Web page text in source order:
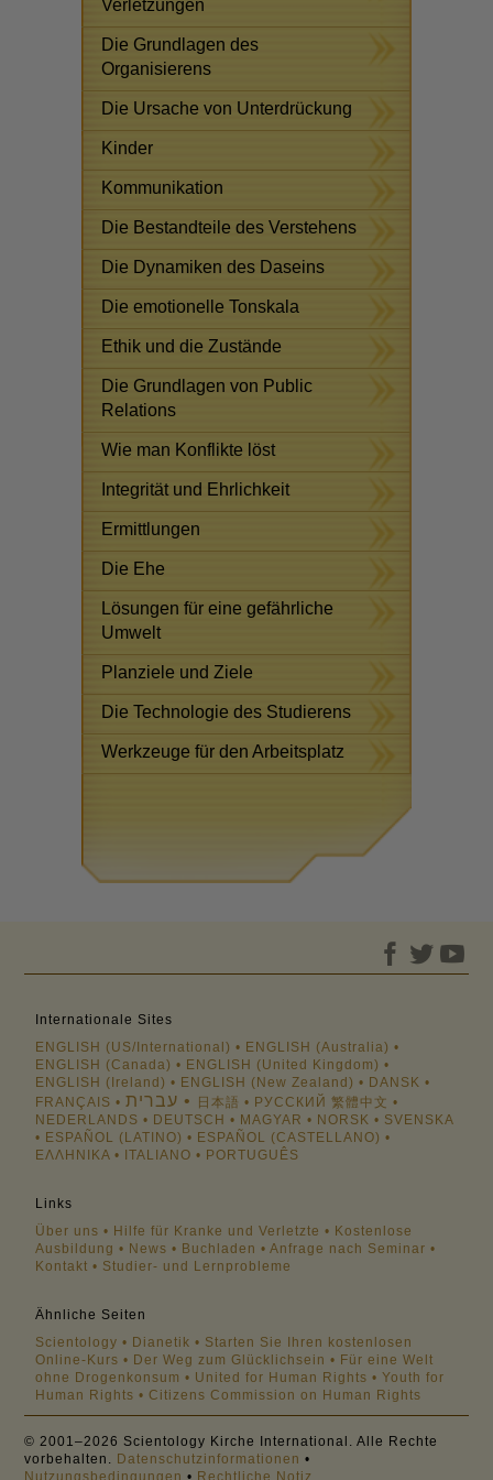
Verletzungen
Die Grundlagen des
Organisierens
Die Ursache von Unterdrückung
Kinder
Kommunikation
Die Bestandteile des Verstehens
Die Dynamiken des Daseins
Die emotionelle Tonskala
Ethik und die Zustände
Die Grundlagen von Public
Relations
Wie man Konflikte löst
Integrität und Ehrlichkeit
Ermittlungen
Die Ehe
Lösungen für eine gefährliche
Umwelt
Planziele und Ziele
Die Technologie des Studierens
Werkzeuge für den Arbeitsplatz
Internationale Sites
ENGLISH (US/International)
ENGLISH (Australia)
ENGLISH (Canada)
ENGLISH (United Kingdom)
ENGLISH (Ireland)
ENGLISH (New Zealand)
DANSK
FRANÇAIS
עברית 日本語 РУССКИЙ 繁體中文
NEDERLANDS
DEUTSCH MAGYAR NORSK
SVENSKA
ESPAÑOL (LATINO)
ESPAÑOL (CASTELLANO)
ΕΛΛΗΝΙΚA
ITALIANO PORTUGUÊS
Links
Über uns
Hilfe für Kranke und Verletzte
Kostenlose
Ausbildung
News Buchladen
Anfrage nach Seminar
Kontakt
Studier- und Lernprobleme
Ähnliche Seiten
Scientology
Dianetik
Starten Sie Ihren kostenlosen
Online-Kurs
Der Weg zum Glücklichsein
Für eine Welt
ohne Drogenkonsum
United for Human Rights
Youth for
Human Rights
Citizens Commission on Human Rights
© 2001–2026 Scientology Kirche International. Alle Rechte
vorbehalten. Datenschutzinformationen •
Nutzungsbedingungen • Rechtliche Notiz